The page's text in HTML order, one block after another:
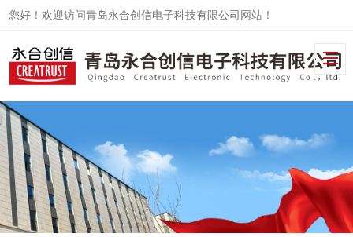
您好！欢迎访问青岛永合创信电子科技有限公司网站！